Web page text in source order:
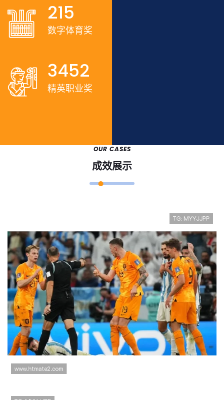
215
数字体育奖
3452
精英职业奖
OUR CASES
成效展示